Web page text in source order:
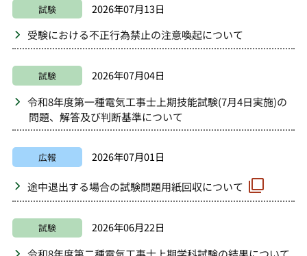
試験
2026年07月13日
受験における不正行為禁止の注意喚起について
試験
2026年07月04日
令和8年度第一種電気工事士上期技能試験(7月4日実施)の
問題、解答及び判断基準について
広報 2026年07月01日
途中退出する場合の試験問題用紙回収について
試験
2026年06月22日